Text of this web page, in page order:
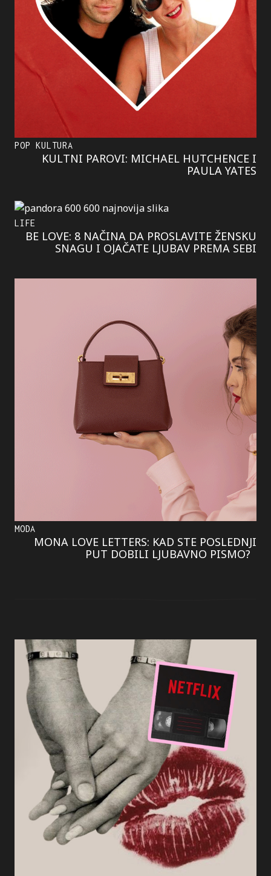
POP KULTURA
KULTNI PAROVI: MICHAEL HUTCHENCE I
PAULA YATES
LIFE
BE LOVE: 8 NAČINA DA PROSLAVITE ŽENSKU
SNAGU I OJAČATE LJUBAV PREMA SEBI
MODA
MONA LOVE LETTERS: KAD STE POSLEDNJI
PUT DOBILI LJUBAVNO PISMO?